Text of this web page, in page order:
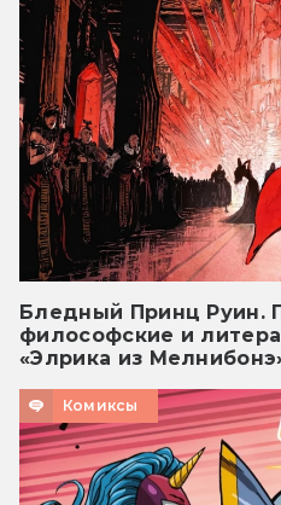
Бледный Принц Руин.
философские и
«Элрика из
Комиксы